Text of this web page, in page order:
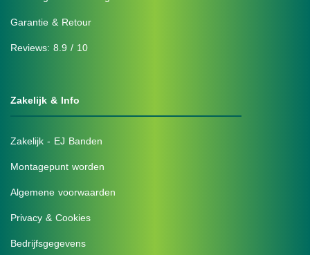
Garantie & Retour
Reviews: 8.9 / 10
Zakelijk & Info
Zakelijk - EJ Banden
Montagepunt worden
Algemene voorwaarden
Privacy & Cookies
Bedrijfsgegevens